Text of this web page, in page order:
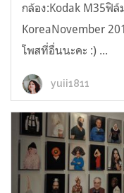
กล้อง:Kodak M35ฟิล์
KoreaNovember
โพสที่อื่นนะคะ :) ...
yuii1811